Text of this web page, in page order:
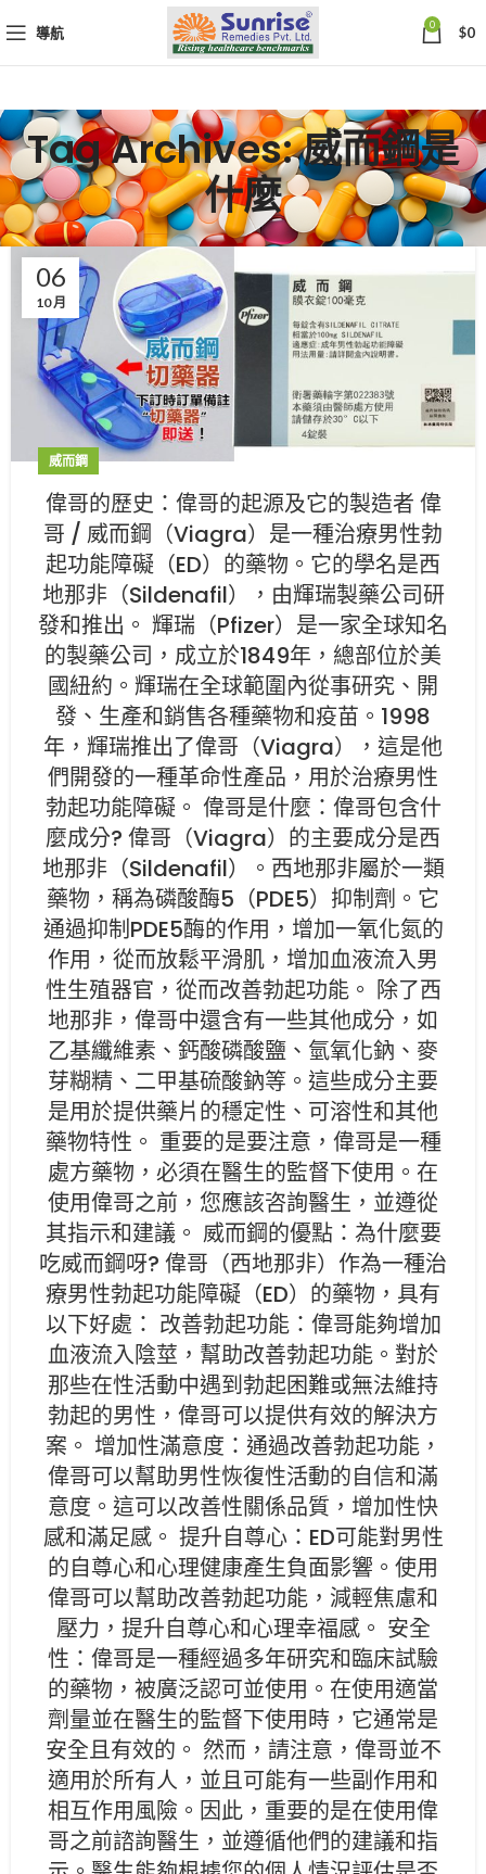
導航 0 $0
Tag Archives: 威而鋼是
什麼
06
10 月
威而鋼
偉哥的歷史：偉哥的起源及它的製造者 偉
哥 / 威而鋼（Viagra）是一種治療男性勃
起功能障礙（ED）的藥物。它的學名是西
地那非（Sildenafil），由輝瑞製藥公司研
發和推出。 輝瑞（Pfizer）是一家全球知名
的製藥公司，成立於1849年，總部位於美
國紐約。輝瑞在全球範圍內從事研究、開
發、生產和銷售各種藥物和疫苗。1998
年，輝瑞推出了偉哥（Viagra），這是他
們開發的一種革命性產品，用於治療男性
勃起功能障礙。 偉哥是什麼：偉哥包含什
麼成分? 偉哥（Viagra）的主要成分是西
地那非（Sildenafil）。西地那非屬於一類
藥物，稱為磷酸酶5（PDE5）抑制劑。它
通過抑制PDE5酶的作用，增加一氧化氮的
作用，從而放鬆平滑肌，增加血液流入男
性生殖器官，從而改善勃起功能。 除了西
地那非，偉哥中還含有一些其他成分，如
乙基纖維素、鈣酸磷酸鹽、氫氧化鈉、麥
芽糊精、二甲基硫酸鈉等。這些成分主要
是用於提供藥片的穩定性、可溶性和其他
藥物特性。 重要的是要注意，偉哥是一種
處方藥物，必須在醫生的監督下使用。在
使用偉哥之前，您應該咨詢醫生，並遵從
其指示和建議。 威而鋼的優點：為什麼要
吃威而鋼呀? 偉哥（西地那非）作為一種治
療男性勃起功能障礙（ED）的藥物，具有
以下好處： 改善勃起功能：偉哥能夠增加
血液流入陰莖，幫助改善勃起功能。對於
那些在性活動中遇到勃起困難或無法維持
勃起的男性，偉哥可以提供有效的解決方
案。 增加性滿意度：通過改善勃起功能，
偉哥可以幫助男性恢復性活動的自信和滿
意度。這可以改善性關係品質，增加性快
感和滿足感。 提升自尊心：ED可能對男性
的自尊心和心理健康產生負面影響。使用
偉哥可以幫助改善勃起功能，減輕焦慮和
壓力，提升自尊心和心理幸福感。 安全
性：偉哥是一種經過多年研究和臨床試驗
的藥物，被廣泛認可並使用。在使用適當
劑量並在醫生的監督下使用時，它通常是
安全且有效的。 然而，請注意，偉哥並不
適用於所有人，並且可能有一些副作用和
相互作用風險。因此，重要的是在使用偉
哥之前諮詢醫生，並遵循他們的建議和指